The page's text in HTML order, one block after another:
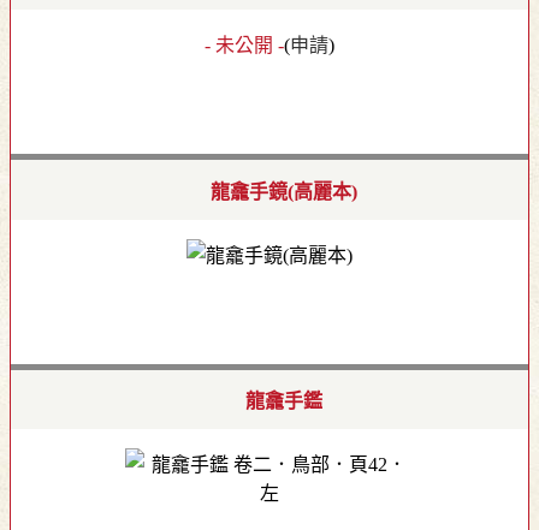
- 未公開 -(申請)
龍龕手鏡(高麗本)
龍龕手鑑